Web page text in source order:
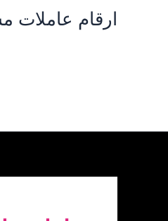
ارقام عاملات